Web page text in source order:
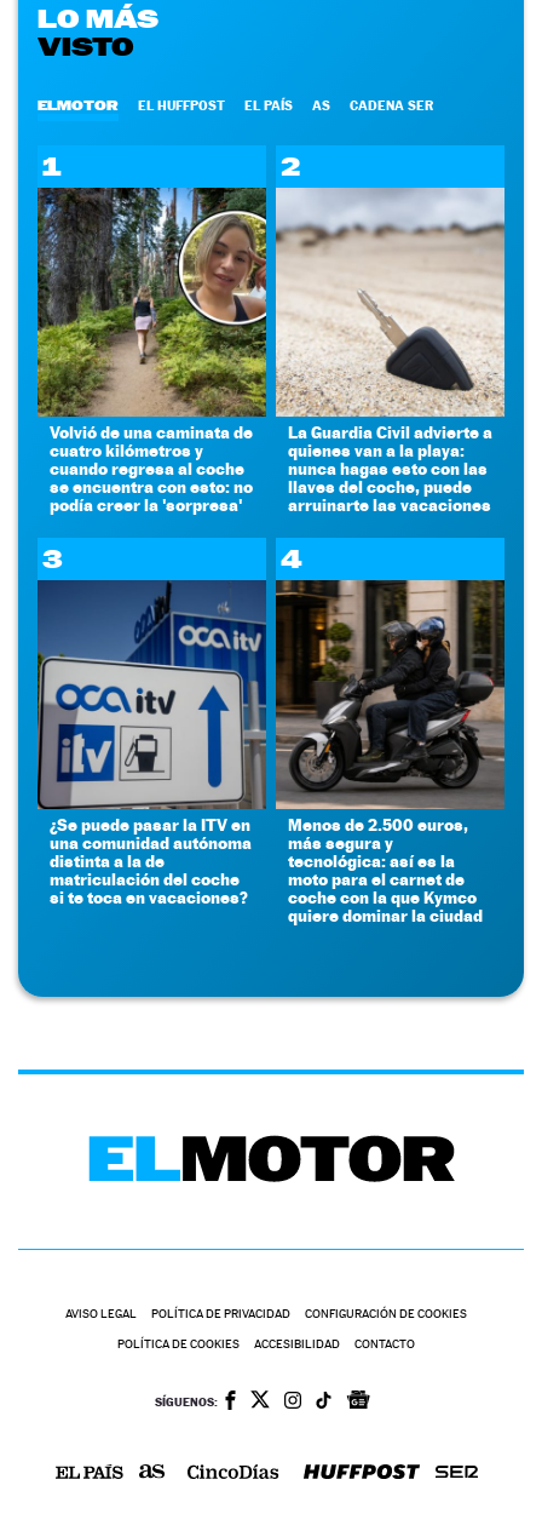
LO MÁS
VISTO
ELMOTOR EL HUFFPOST EL PAÍS AS CADENA SER
1
Volvió de una caminata de
cuatro kilómetros y
cuando regresa al coche
se encuentra con esto: no
podía creer la 'sorpresa'
2
La Guardia Civil advierte a
quienes van a la playa:
nunca hagas esto con las
llaves del coche, puede
arruinarte las vacaciones
3
¿Se puede pasar la ITV en
una comunidad autónoma
distinta a la de
matriculación del coche
si te toca en vacaciones?
4
Menos de 2.500 euros,
más segura y
tecnológica: así es la
moto para el carnet de
coche con la que Kymco
quiere dominar la ciudad
AVISO LEGAL POLÍTICA DE PRIVACIDAD CONFIGURACIÓN DE COOKIES
POLÍTICA DE COOKIES ACCESIBILIDAD CONTACTO
SÍGUENOS: